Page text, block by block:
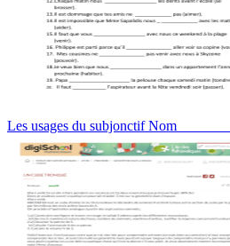
Les usages du subjonctif